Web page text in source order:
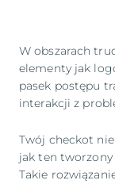
W obszarach
elementy jak
pasek postępu
interakcji z
Twój checkot
jak ten tworzony
Takie